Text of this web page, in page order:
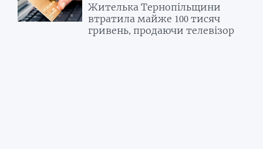
Жителька Тернопільщини
втратила майже 100 тисяч
гривень, продаючи телевізор